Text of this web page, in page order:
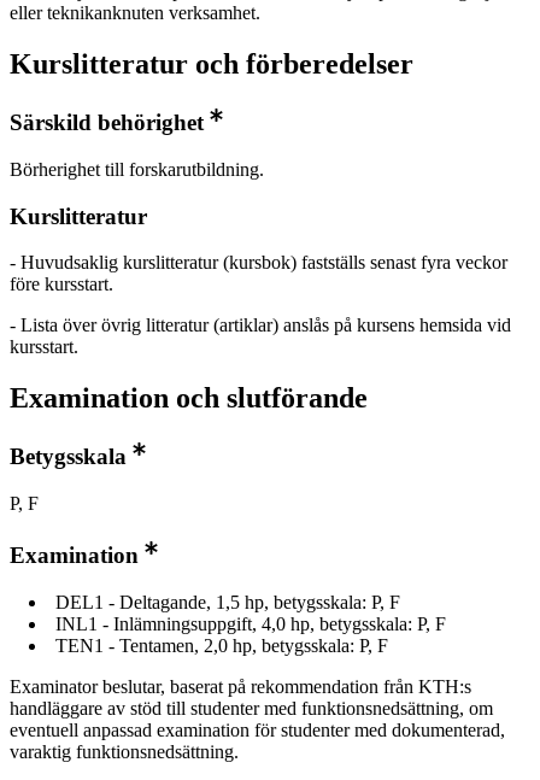
eller teknikanknuten verksamhet.
Kurslitteratur och förberedelser
Särskild behörighet
Börherighet till forskarutbildning.
Kurslitteratur
- Huvudsaklig kurslitteratur (kursbok) fastställs senast fyra veckor
före kursstart.
- Lista över övrig litteratur (artiklar) anslås på kursens hemsida vid
kursstart.
Examination och slutförande
Betygsskala
P, F
Examination
DEL1 - Deltagande, 1,5 hp, betygsskala: P, F
INL1 - Inlämningsuppgift, 4,0 hp, betygsskala: P, F
TEN1 - Tentamen, 2,0 hp, betygsskala: P, F
Examinator beslutar, baserat på rekommendation från KTH:s
handläggare av stöd till studenter med funktionsnedsättning, om
eventuell anpassad examination för studenter med dokumenterad,
varaktig funktionsnedsättning.